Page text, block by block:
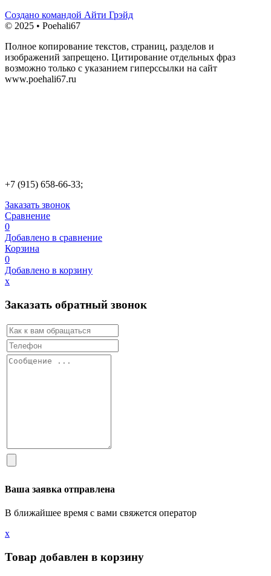
Создано командой Айти Грэйд
© 2025 • Poehali67
Полное копирование текстов, страниц, разделов и
изображений запрещено. Цитирование отдельных фраз
возможно только с указанием гиперссылки на сайт
www.poehali67.ru
+7 (915) 658-66-33;
Заказать звонок
Сравнение
0
Добавлено в сравнение
Корзина
0
Добавлено в корзину
х
Заказать обратный звонок
Ваша заявка отправлена
В ближайшее время с вами свяжется оператор
х
Товар добавлен в корзину